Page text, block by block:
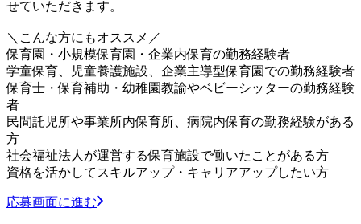
せていただきます。
＼こんな方にもオススメ／
保育園・小規模保育園・企業内保育の勤務経験者
学童保育、児童養護施設、企業主導型保育園での勤務経験者
保育士・保育補助・幼稚園教諭やベビーシッターの勤務経験
者
民間託児所や事業所内保育所、病院内保育の勤務経験がある
方
社会福祉法人が運営する保育施設で働いたことがある方
資格を活かしてスキルアップ・キャリアアップしたい方
応募画面に進む